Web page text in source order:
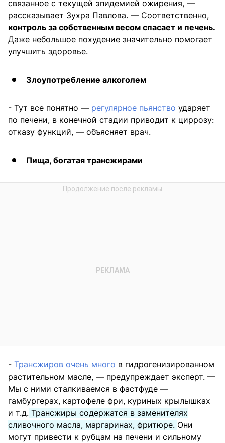
связанное с текущей эпидемией ожирения, —
рассказывает Зухра Павлова. — Соответственно,
контроль за собственным весом спасает и печень.
Даже небольшое похудение значительно помогает
улучшить здоровье.
Злоупотребление алкоголем
- Тут все понятно — регулярное пьянство ударяет
по печени, в конечной стадии приводит к циррозу:
отказу функций, — объясняет врач.
Пища, богатая трансжирами
- Трансжиров очень много в гидрогенизированном
растительном масле, — предупреждает эксперт. —
Мы с ними сталкиваемся в фастфуде —
гамбургерах, картофеле фри, куриных крылышках
и т.д. Трансжиры содержатся в заменителях
сливочного масла, маргаринах, фритюре. Они
могут привести к рубцам на печени и сильному